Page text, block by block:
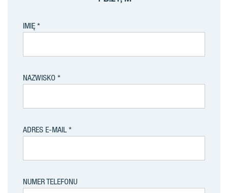
IMIĘ
NAZWISKO
ADRES E-MAIL
NUMER TELEFONU